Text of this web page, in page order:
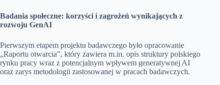
Badania społeczne: korzyści i zagrożeń wynikających z
rozwoju GenAI
Pierwszym etapem projektu badawczego było opracowanie
„Raportu otwarcia”, który zawiera m.in. opis struktury polskiego
rynku pracy wraz z potencjalnym wpływem generatywnej AI
oraz zarys metodologii zastosowanej w pracach badawczych.